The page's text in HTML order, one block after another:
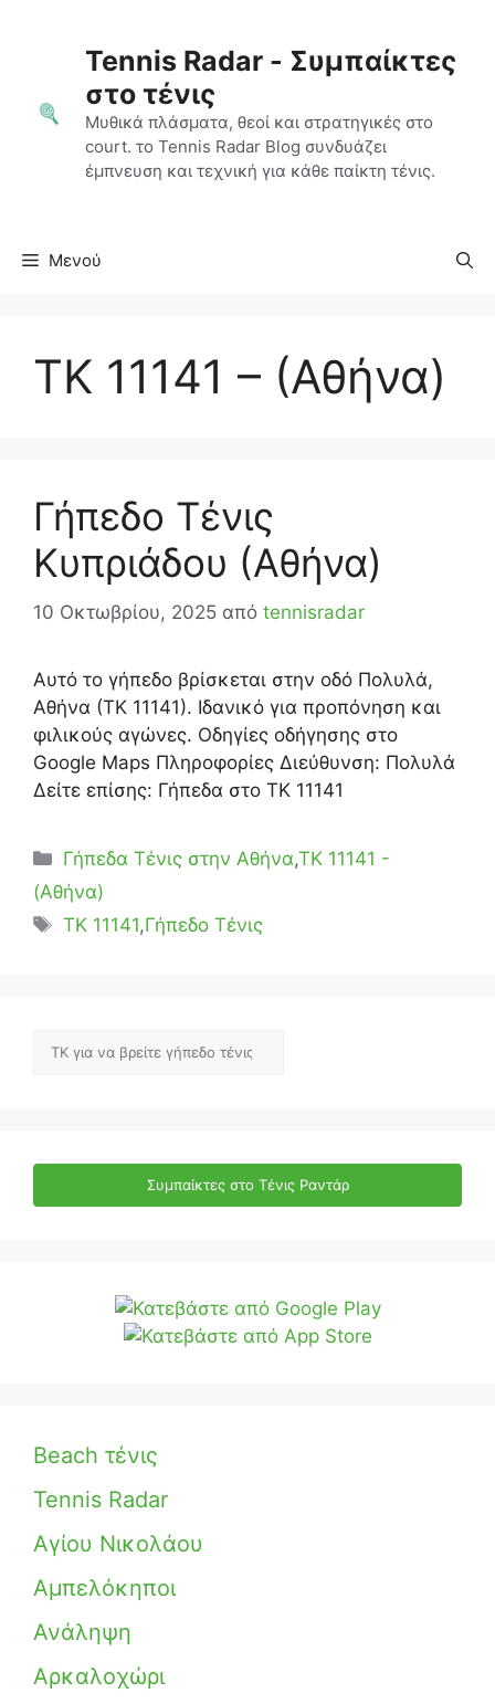
περιεχόμενοTennis Radar - Συμπαίκτες
στο τένις
Μυθικά πλάσματα, θεοί και στρατηγικές στο
court. το Tennis Radar Blog συνδυάζει
έμπνευση και τεχνική για κάθε παίκτη τένις.
Μενού
ΤΚ 11141 – (Αθήνα)
Γήπεδο Τένις
Κυπριάδου (Αθήνα)
10 Οκτωβρίου, 2025 από tennisradar
Αυτό το γήπεδο βρίσκεται στην οδό Πολυλά,
Αθήνα (ΤΚ 11141). Ιδανικό για προπόνηση και
φιλικούς αγώνες. Οδηγίες οδήγησης στο
Google Maps Πληροφορίες Διεύθυνση: Πολυλά
Δείτε επίσης: Γήπεδα στο ΤΚ 11141
Κατηγορίες
Γήπεδα Τένις στην Αθήνα,ΤΚ 11141 -
(Αθήνα)
Ετικέτες
TK 11141,Γήπεδο Τένις
Αναζήτηση
Συμπαίκτες στο Τένις Ραντάρ
Beach τένις
Tennis Radar
Αγίου Νικολάου
Αμπελόκηποι
Ανάληψη
Αρκαλοχώρι